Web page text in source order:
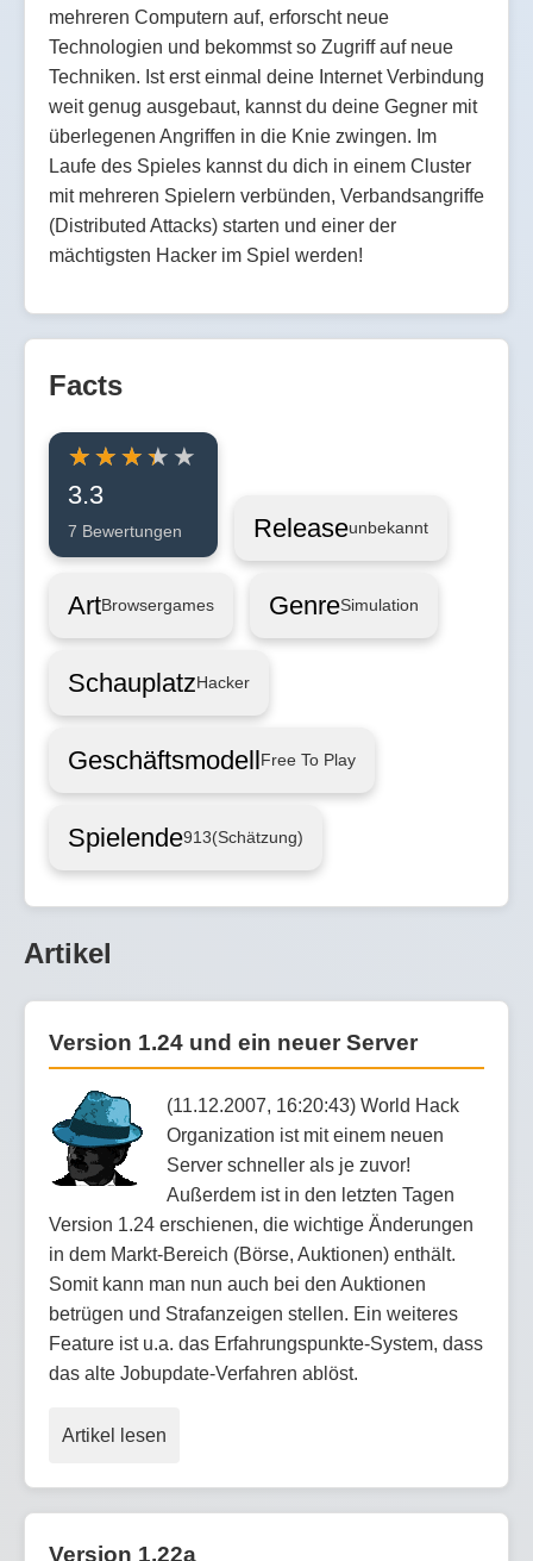
mehreren Computern auf, erforscht neue
Technologien und bekommst so Zugriff auf neue
Techniken. Ist erst einmal deine Internet Verbindung
weit genug ausgebaut, kannst du deine Gegner mit
überlegenen Angriffen in die Knie zwingen. Im
Laufe des Spieles kannst du dich in einem Cluster
mit mehreren Spielern verbünden, Verbandsangriffe
(Distributed Attacks) starten und einer der
mächtigsten Hacker im Spiel werden!
Facts
3.3
7 Bewertungen Releaseunbekannt
ArtBrowsergames GenreSimulation
SchauplatzHacker
GeschäftsmodellFree To Play
Spielende913(Schätzung)
Artikel
Version 1.24 und ein neuer Server
(11.12.2007, 16:20:43) World Hack
Organization ist mit einem neuen
Server schneller als je zuvor!
Außerdem ist in den letzten Tagen
Version 1.24 erschienen, die wichtige Änderungen
in dem Markt-Bereich (Börse, Auktionen) enthält.
Somit kann man nun auch bei den Auktionen
betrügen und Strafanzeigen stellen. Ein weiteres
Feature ist u.a. das Erfahrungspunkte-System, dass
das alte Jobupdate-Verfahren ablöst.
Artikel lesen
Version 1.22a